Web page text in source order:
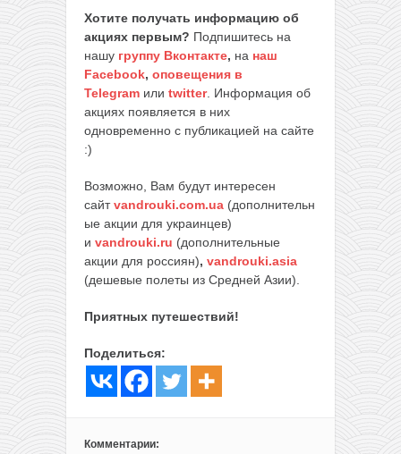
Хотите получать информацию об
акциях первым? Подпишитесь на
нашу группу Вконтакте, на наш
Facebook, оповещения в
Telegram или twitter. Информация об
акциях появляется в них
одновременно с публикацией на сайте
:)
Возможно, Вам будут интересен
сайтvandrouki.com.ua (дополнительн
ые акции для украинцев)
и vandrouki.ru (дополнительные
акции для россиян), vandrouki.asia
(дешевые полеты из Средней Азии).
Приятных путешествий!
Поделиться:
Комментарии: